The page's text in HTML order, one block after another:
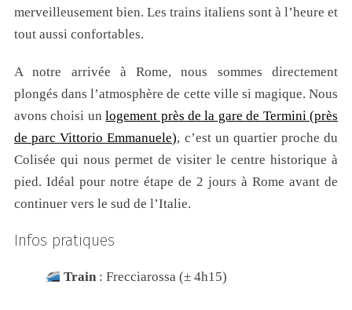
merveilleusement bien. Les trains italiens sont à l’heure et
tout aussi confortables.
A notre arrivée à Rome, nous sommes directement
plongés dans l’atmosphère de cette ville si magique. Nous
avons choisi unlogement près de la gare de Termini (près
de parc Vittorio Emmanuele), c’est un quartier proche du
Colisée qui nous permet de visiter le centre historique à
pied. Idéal pour notre étape de 2 jours à Rome avant de
continuer vers le sud de l’Italie.
Infos pratiques
Train : Frecciarossa (± 4h15)